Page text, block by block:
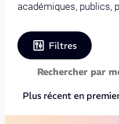
académiques, publics,
Filtres
Plus récent en